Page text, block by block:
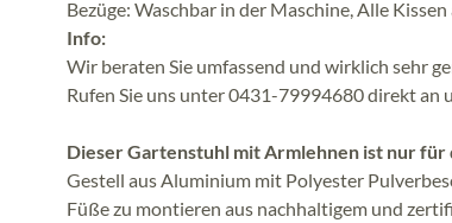
Bezüge: Waschbar in der Maschine, Alle
Info:
Wir beraten Sie umfassend und wirklich sehr
Rufen Sie uns unter 0431-79994680 direkt an
Dieser Gartenstuhl mit Armlehnen ist nur
Gestell aus Aluminium mit Polyester
Füße zu montieren aus nachhaltigem und